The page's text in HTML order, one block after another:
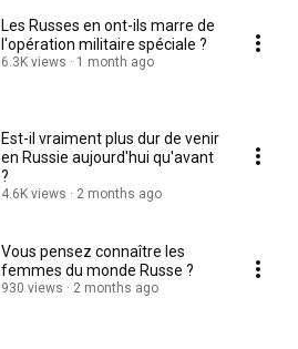
Les Russes en ont-ils marre de
l'opération militaire spéciale ?
6.3K views 1 month ago
Est-il vraiment plus dur de venir
en Russie aujourd'hui qu'avant
?
4.6K views 2 months ago
Vous pensez connaître les
femmes du monde Russe ?
930 views 2 months ago